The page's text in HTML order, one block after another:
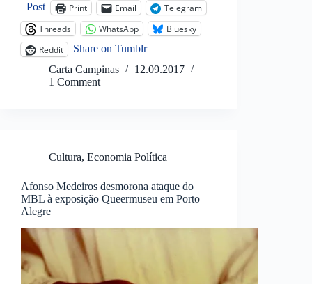
Post Print Email
Telegram
Threads
WhatsApp
Bluesky
Reddit
Share on Tumblr
Carta Campinas
12.09.2017
1 Comment
Cultura, Economia Política
Afonso Medeiros desmorona ataque do
MBL à exposição Queermuseu em Porto
Alegre